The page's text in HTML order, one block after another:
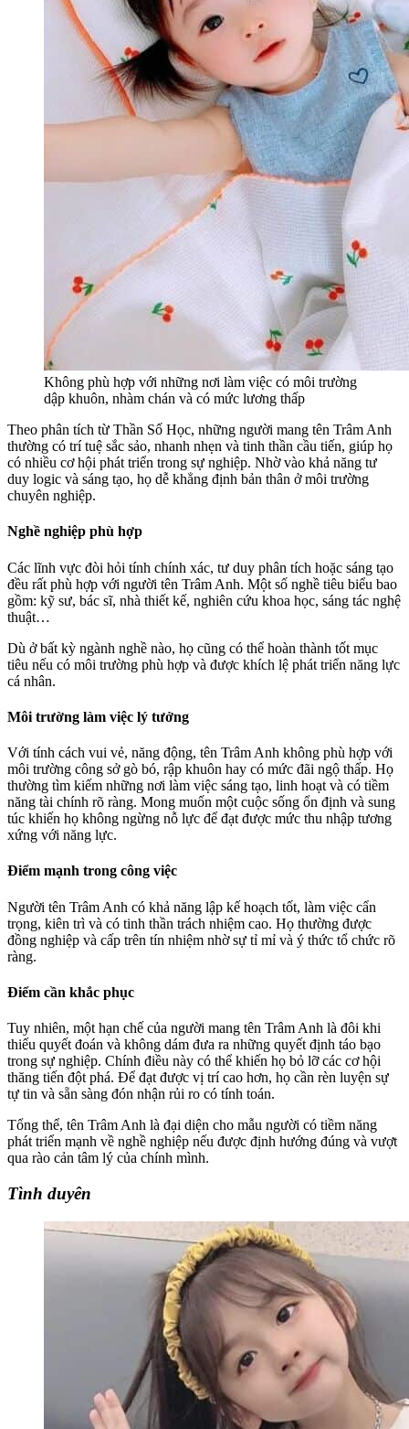
Không phù hợp với những nơi làm việc có môi trường
dập khuôn, nhàm chán và có mức lương thấp
Theo phân tích từ Thần Số Học, những người mang tên Trâm Anh
thường có trí tuệ sắc sảo, nhanh nhẹn và tinh thần cầu tiến, giúp họ
có nhiều cơ hội phát triển trong sự nghiệp. Nhờ vào khả năng tư
duy logic và sáng tạo, họ dễ khẳng định bản thân ở môi trường
chuyên nghiệp.
Nghề nghiệp phù hợp
Các lĩnh vực đòi hỏi tính chính xác, tư duy phân tích hoặc sáng tạo
đều rất phù hợp với người tên Trâm Anh. Một số nghề tiêu biểu bao
gồm: kỹ sư, bác sĩ, nhà thiết kế, nghiên cứu khoa học, sáng tác nghệ
thuật…
Dù ở bất kỳ ngành nghề nào, họ cũng có thể hoàn thành tốt mục
tiêu nếu có môi trường phù hợp và được khích lệ phát triển năng lực
cá nhân.
Môi trường làm việc lý tưởng
Với tính cách vui vẻ, năng động, tên Trâm Anh không phù hợp với
môi trường công sở gò bó, rập khuôn hay có mức đãi ngộ thấp. Họ
thường tìm kiếm những nơi làm việc sáng tạo, linh hoạt và có tiềm
năng tài chính rõ ràng. Mong muốn một cuộc sống ổn định và sung
túc khiến họ không ngừng nỗ lực để đạt được mức thu nhập tương
xứng với năng lực.
Điểm mạnh trong công việc
Người tên Trâm Anh có khả năng lập kế hoạch tốt, làm việc cẩn
trọng, kiên trì và có tinh thần trách nhiệm cao. Họ thường được
đồng nghiệp và cấp trên tín nhiệm nhờ sự tỉ mỉ và ý thức tổ chức rõ
ràng.
Điểm cần khắc phục
Tuy nhiên, một hạn chế của người mang tên Trâm Anh là đôi khi
thiếu quyết đoán và không dám đưa ra những quyết định táo bạo
trong sự nghiệp. Chính điều này có thể khiến họ bỏ lỡ các cơ hội
thăng tiến đột phá. Để đạt được vị trí cao hơn, họ cần rèn luyện sự
tự tin và sẵn sàng đón nhận rủi ro có tính toán.
Tổng thể, tên Trâm Anh là đại diện cho mẫu người có tiềm năng
phát triển mạnh về nghề nghiệp nếu được định hướng đúng và vượt
qua rào cản tâm lý của chính mình.
Tình duyên